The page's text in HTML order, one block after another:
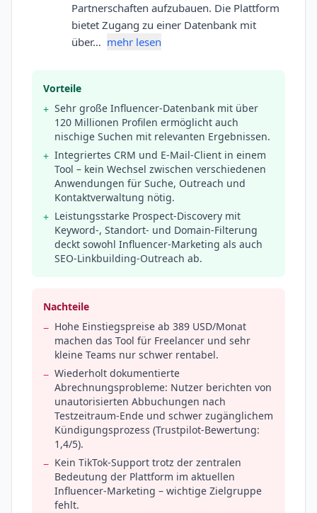
Partnerschaften aufzubauen. Die Plattform
bietet Zugang zu einer Datenbank mit
über… mehr lesen
Vorteile
+ Sehr große Influencer-Datenbank mit über
120 Millionen Profilen ermöglicht auch
nischige Suchen mit relevanten Ergebnissen.
+ Integriertes CRM und E-Mail-Client in einem
Tool – kein Wechsel zwischen verschiedenen
Anwendungen für Suche, Outreach und
Kontaktverwaltung nötig.
+ Leistungsstarke Prospect-Discovery mit
Keyword-, Standort- und Domain-Filterung
deckt sowohl Influencer-Marketing als auch
SEO-Linkbuilding-Outreach ab.
Nachteile
− Hohe Einstiegspreise ab 389 USD/Monat
machen das Tool für Freelancer und sehr
kleine Teams nur schwer rentabel.
− Wiederholt dokumentierte
Abrechnungsprobleme: Nutzer berichten von
unautorisierten Abbuchungen nach
Testzeitraum-Ende und schwer zugänglichem
Kündigungsprozess (Trustpilot-Bewertung:
1,4/5).
− Kein TikTok-Support trotz der zentralen
Bedeutung der Plattform im aktuellen
Influencer-Marketing – wichtige Zielgruppe
fehlt.